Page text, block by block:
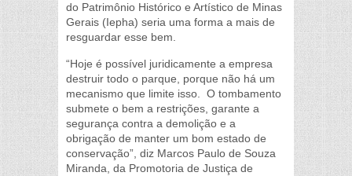
do Patrimônio Histórico e Artístico de Minas
Gerais (Iepha) seria uma forma a mais de
resguardar esse bem.
“Hoje é possível juridicamente a empresa
destruir todo o parque, porque não há um
mecanismo que limite isso. O tombamento
submete o bem a restrições, garante a
segurança contra a demolição e a
obrigação de manter um bom estado de
conservação”, diz Marcos Paulo de Souza
Miranda, da Promotoria de Justiça de